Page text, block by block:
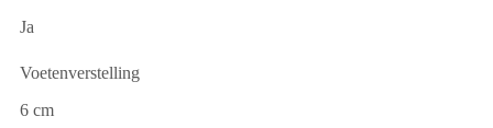
Ja
Voetenverstelling
6 cm